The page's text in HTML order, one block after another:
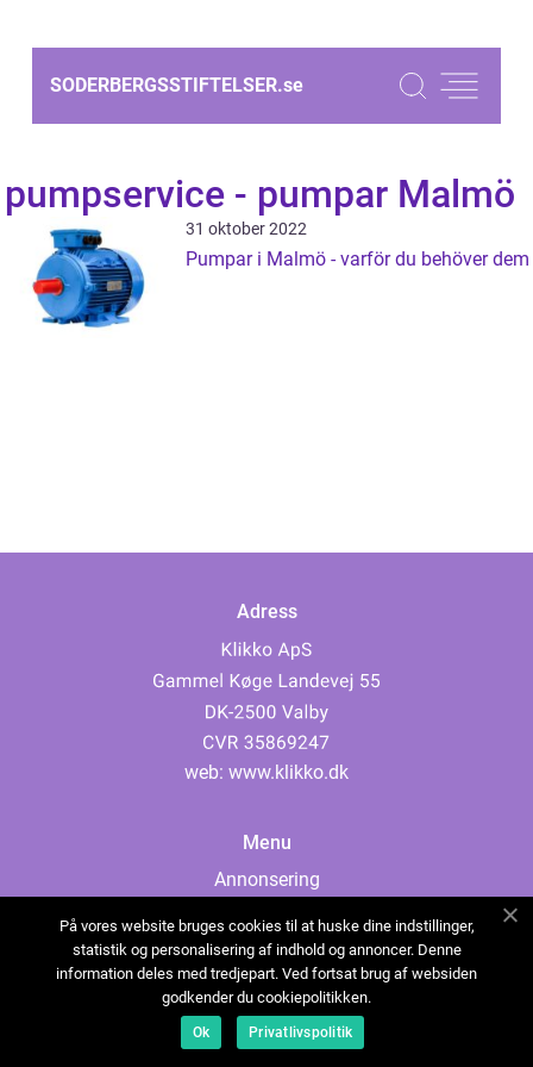
SODERBERGSSTIFTELSER.se
pumpservice - pumpar Malmö
31 oktober 2022
Pumpar i Malmö - varför du behöver dem
Adress
web: www.klikko.dk
Menu
Annonsering
Cookies
Kontakta oss
Sitemap
På vores website bruges cookies til at huske dine indstillinger,
statistik og personalisering af indhold og annoncer. Denne
information deles med tredjepart. Ved fortsat brug af websiden
godkender du cookiepolitikken.
Ok Privatlivspolitik